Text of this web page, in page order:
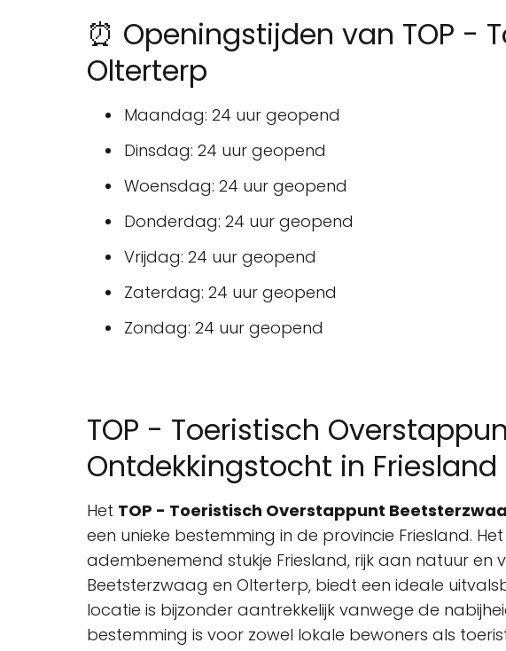
⏰ Openingstijden van TOP -
Olterterp
Maandag: 24 uur geopend
Dinsdag: 24 uur geopend
Woensdag: 24 uur geopend
Donderdag: 24 uur geopend
Vrijdag: 24 uur geopend
Zaterdag: 24 uur geopend
Zondag: 24 uur geopend
TOP - Toeristisch
Ontdekkingstocht in Friesland
Het TOP - Toeristisch Overstappunt
een unieke bestemming in de provincie Friesland.
adembenemend stukje Friesland, rijk aan natuur
Beetsterzwaag en Olterterp, biedt een ideale
locatie is bijzonder aantrekkelijk vanwege de
bestemming is voor zowel lokale bewoners als